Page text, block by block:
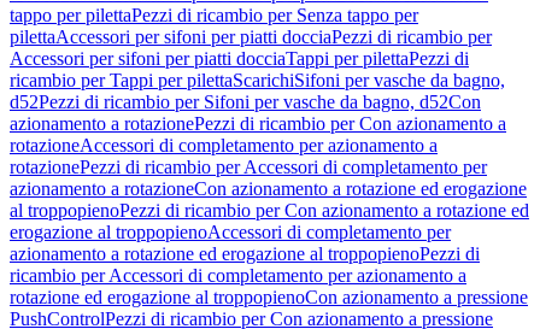
tappo per pilettaPezzi di ricambio per Senza tappo per
pilettaAccessori per sifoni per piatti docciaPezzi di ricambio per
Accessori per sifoni per piatti docciaTappi per pilettaPezzi di
ricambio per Tappi per pilettaScarichiSifoni per vasche da bagno,
d52Pezzi di ricambio per Sifoni per vasche da bagno, d52Con
azionamento a rotazionePezzi di ricambio per Con azionamento a
rotazioneAccessori di completamento per azionamento a
rotazionePezzi di ricambio per Accessori di completamento per
azionamento a rotazioneCon azionamento a rotazione ed erogazione
al troppopienoPezzi di ricambio per Con azionamento a rotazione ed
erogazione al troppopienoAccessori di completamento per
azionamento a rotazione ed erogazione al troppopienoPezzi di
ricambio per Accessori di completamento per azionamento a
rotazione ed erogazione al troppopienoCon azionamento a pressione
PushControlPezzi di ricambio per Con azionamento a pressione